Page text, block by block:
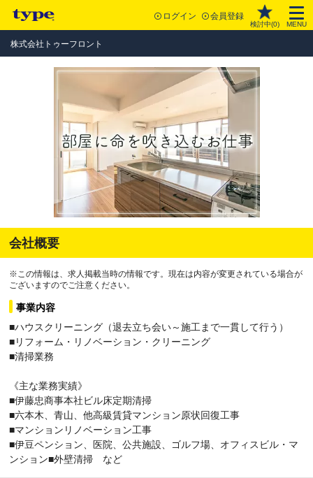
ログイン 会員登録
検討中(0) MENU
株式会社トゥーフロント
会社概要
※この情報は、求人掲載当時の情報です。現在は内容が変更されている場合が
ございますのでご注意ください。
事業内容
■ハウスクリーニング（退去立ち会い～施工まで一貫して行う）
■リフォーム・リノベーション・クリーニング
■清掃業務
《主な業務実績》
■伊藤忠商事本社ビル床定期清掃
■六本木、青山、他高級賃貸マンション原状回復工事
■マンションリノベーション工事
■伊豆ペンション、医院、公共施設、ゴルフ場、オフィスビル・マ
ンション■外壁清掃 など